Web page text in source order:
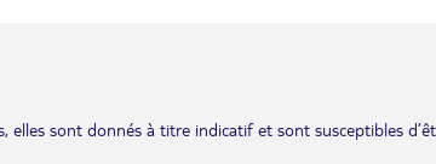
elles sont donnés à titre indicatif et sont susceptibles